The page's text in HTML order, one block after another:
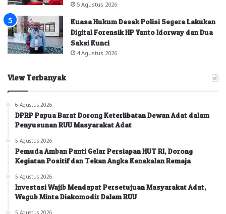
5 Agustus 2026
Kuasa Hukum Desak Polisi Segera Lakukan
Digital Forensik HP Yanto Idorway dan Dua
Saksi Kunci
4 Agustus 2026
View Terbanyak
6 Agustus 2026
DPRP Papua Barat Dorong Keterlibatan Dewan Adat dalam
Penyusunan RUU Masyarakat Adat
5 Agustus 2026
Pemuda Amban Panti Gelar Persiapan HUT RI, Dorong
Kegiatan Positif dan Tekan Angka Kenakalan Remaja
5 Agustus 2026
Investasi Wajib Mendapat Persetujuan Masyarakat Adat,
Wagub Minta Diakomodir Dalam RUU
5 Agustus 2026